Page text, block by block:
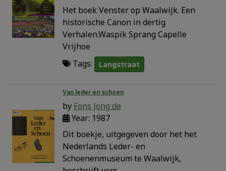
Het boek Venster op Waalwijk. Een
historische Canon in dertig
Verhalen.Waspik Sprang Capelle
Vrijhoe
Tags:
Langstraat
Van leder en schoen
by Fons Jong de
Year: 1987
Dit boekje, uitgegeven door het het
Nederlands Leder- en
Schoenenmuseum te Waalwijk,